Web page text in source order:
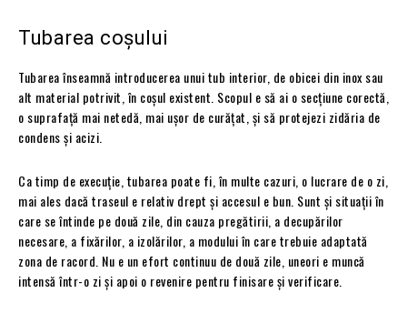
Tubarea coșului
Tubarea înseamnă introducerea unui tub interior, de obicei din inox sau
alt material potrivit, în coșul existent. Scopul e să ai o secțiune corectă,
o suprafață mai netedă, mai ușor de curățat, și să protejezi zidăria de
condens și acizi.
Ca timp de execuție, tubarea poate fi, în multe cazuri, o lucrare de o zi,
mai ales dacă traseul e relativ drept și accesul e bun. Sunt și situații în
care se întinde pe două zile, din cauza pregătirii, a decupărilor
necesare, a fixărilor, a izolărilor, a modului în care trebuie adaptată
zona de racord. Nu e un efort continuu de două zile, uneori e muncă
intensă într-o zi și apoi o revenire pentru finisare și verificare.